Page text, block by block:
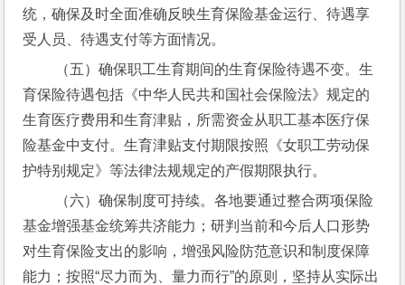
统，确保及时全面准确反映生育保险基金运行、待遇享
受人员、待遇支付等方面情况。
育保险待遇包括《中华人民共和国社会保险法》规定的
生育医疗费用和生育津贴，所需资金从职工基本医疗保
险基金中支付。生育津贴支付期限按照《女职工劳动保
护特别规定》等法律法规规定的产假期限执行。
基金增强基金统筹共济能力；研判当前和今后人口形势
对生育保险支出的影响，增强风险防范意识和制度保障
能力；按照“尽力而为、量力而行”的原则，坚持从实际出